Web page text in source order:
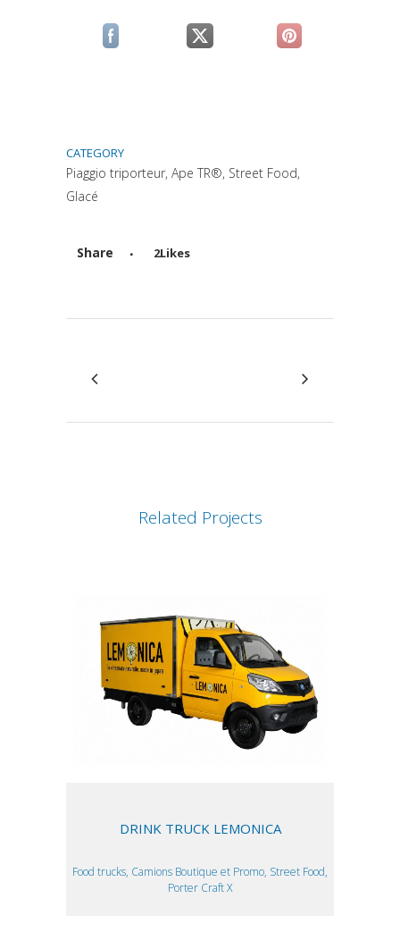
(si apre in una nuova scheda)
(si apre in una nuova scheda)
(si apre in una
CATEGORY
Piaggio triporteur, Ape TR®, Street Food,
Glacé
Share
Attiva comando
2Likes
Related Projects
DRINK TRUCK LEMONICA
Food trucks, Camions Boutique et Promo, Street Food,
Porter Craft X